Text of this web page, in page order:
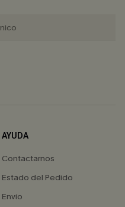
AYUDA
Contactarnos
Estado del Pedido
Envío